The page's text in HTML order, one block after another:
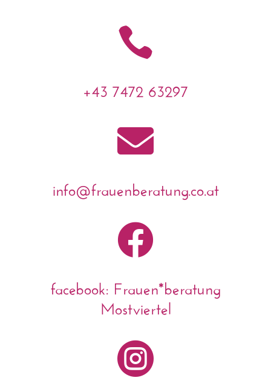

+43 7472 63297

info@frauenberatung.co.at

facebook: Frauen*beratung
Mostviertel
